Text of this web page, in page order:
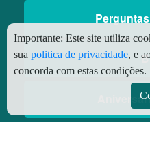
Importante: Este site utiliza
sua politica de privacidade, e
concorda com estas condições.